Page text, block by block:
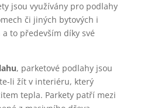
jsou využívány pro podlahy
či jiných bytových i
to především díky své
, parketové podlahy jsou
li žít v interiéru, který
tepla. Parkety patří mezi